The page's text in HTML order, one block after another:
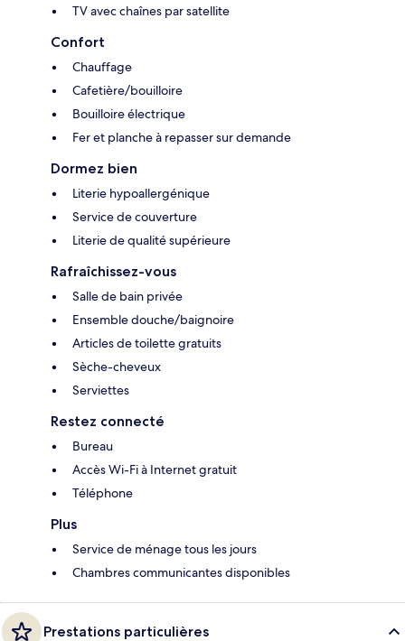
TV avec chaînes par satellite
Confort
Chauffage
Cafetière/bouilloire
Bouilloire électrique
Fer et planche à repasser sur demande
Dormez bien
Literie hypoallergénique
Service de couverture
Literie de qualité supérieure
Rafraîchissez-vous
Salle de bain privée
Ensemble douche/baignoire
Articles de toilette gratuits
Sèche-cheveux
Serviettes
Restez connecté
Bureau
Accès Wi-Fi à Internet gratuit
Téléphone
Plus
Service de ménage tous les jours
Chambres communicantes disponibles
Prestations particulières